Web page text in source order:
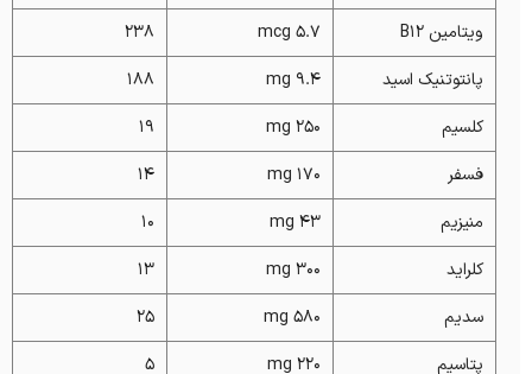
ویتامین B۱۲
5.7 mcg
238
پانتوتنیک اسید
9.4 mg
188
کلسیم
250 mg
19
فسفر
170 mg
14
منیزیم
43 mg
10
کلراید
300 mg
13
سدیم
580 mg
25
پتاسیم
220 mg
5